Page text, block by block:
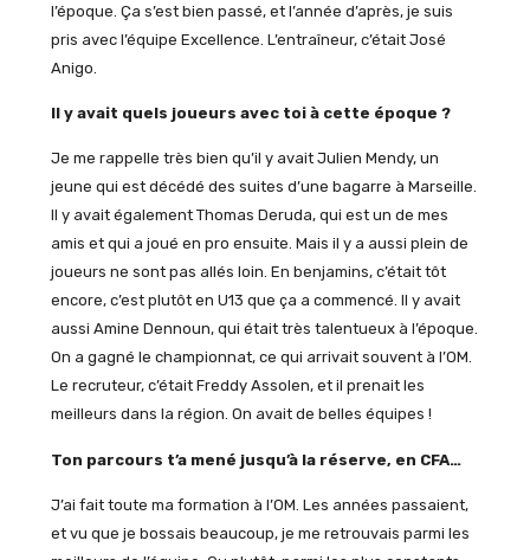
l’époque. Ça s’est bien passé, et l’année d’après, je suis
pris avec l’équipe Excellence. L’entraîneur, c’était José
Anigo.
Il y avait quels joueurs avec toi à cette époque ?
Je me rappelle très bien qu’il y avait Julien Mendy, un
jeune qui est décédé des suites d’une bagarre à Marseille.
Il y avait également Thomas Deruda, qui est un de mes
amis et qui a joué en pro ensuite. Mais il y a aussi plein de
joueurs ne sont pas allés loin. En benjamins, c’était tôt
encore, c’est plutôt en U13 que ça a commencé. Il y avait
aussi Amine Dennoun, qui était très talentueux à l’époque.
On a gagné le championnat, ce qui arrivait souvent à l’OM.
Le recruteur, c’était Freddy Assolen, et il prenait les
meilleurs dans la région. On avait de belles équipes !
Ton parcours t’a mené jusqu’à la réserve, en CFA…
J’ai fait toute ma formation à l’OM. Les années passaient,
et vu que je bossais beaucoup, je me retrouvais parmi les